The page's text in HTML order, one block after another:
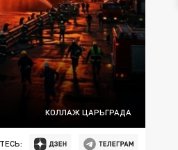
КОЛЛАЖ ЦАРЬГРАДА